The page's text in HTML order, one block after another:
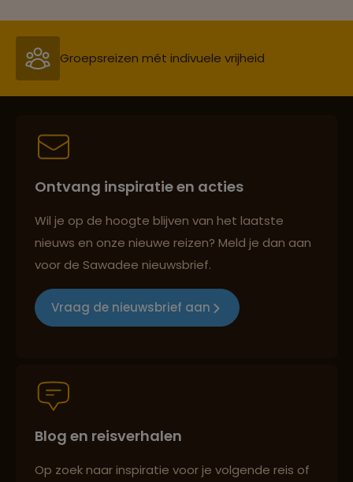
Groepsreizen mét indivuele vrijheid
Persoonlijk en deskundig reisadvies
Reizen met oog voor mens, cultuur en milieu
Persoonlijk en deskundig reisadvies
Ontvang inspiratie en acties
Wil je op de hoogte blijven van het laatste
nieuws en onze nieuwe reizen? Meld je dan aan
voor de Sawadee nieuwsbrief.
Vraag de nieuwsbrief aan
Blog en reisverhalen
Op zoek naar inspiratie voor je volgende reis of